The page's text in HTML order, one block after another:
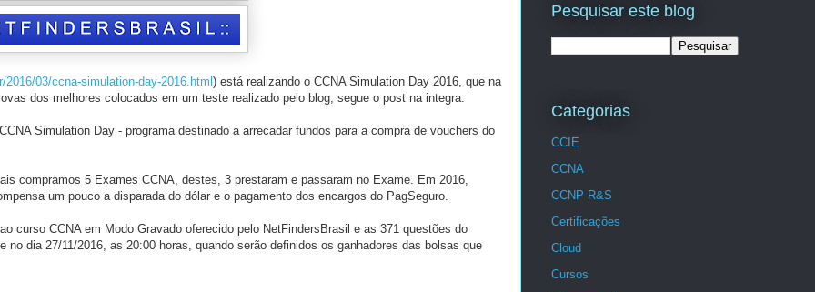
03/ccna-simulation-day-2016.html ) está realizando o CCNA Simulation Day 2016, que na
dos melhores colocados em um teste realizado pelo blog, segue o post na integra:
Simulation Day - programa destinado a arrecadar fundos para a compra de vouchers do
compramos 5 Exames CCNA, destes, 3 prestaram e passaram no Exame. Em 2016,
um pouco a disparada do dólar e o pagamento dos encargos do PagSeguro.
curso CCNA em Modo Gravado oferecido pelo NetFindersBrasil e as 371 questões do
dia 27/11/2016, as 20:00 horas, quando serão definidos os ganhadores das bolsas que
Pesquisar este blog
Categorias
CCIE
CCNA
CCNP R&S
Certificações
Cloud
Cursos